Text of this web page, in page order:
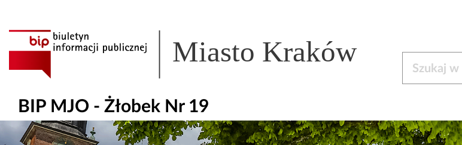
Miasto Kraków
BIP MJO - Żłobek Nr 19